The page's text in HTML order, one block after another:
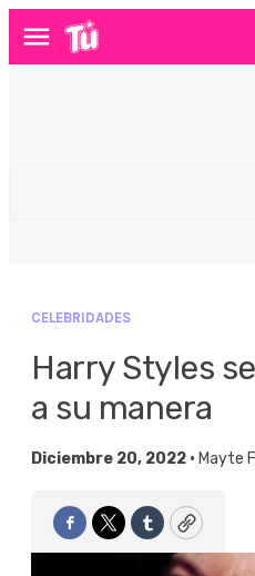
Menú
CELEBRIDADES
Harry Styles
a su manera
Diciembre 20, 2022 • Mayte
Facebook
TwitterTumblrCopy